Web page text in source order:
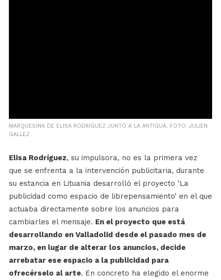
MARQUESINA DE ELISA RODRIGUEZ JUNTO A LA ANTIGUA. FOTO: JULIEN
GALLEZ
Elisa Rodríguez, su impulsora, no es la primera vez
que se enfrenta a la intervención publicitaria, durante
su estancia en Lituania desarrolló el proyecto ‘La
publicidad como espacio de librepensamiento’ en el que
actuaba directamente sobre los anuncios para
cambiarles el mensaje. En el proyecto que está
desarrollando en Valladolid desde el pasado mes de
marzo, en lugar de alterar los anuncios, decide
arrebatar ese espacio a la publicidad para
ofrecérselo al arte. En concreto ha elegido el enorme